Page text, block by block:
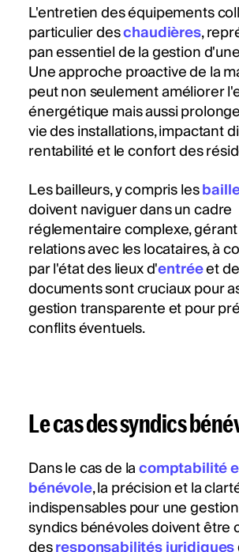
L'entretien des équipements
particulier deschaudières,
pan essentiel de la gestion
Une approche proactive de la
peut non seulement améliorer
énergétique mais aussi
vie des installations, impactant
rentabilité et le confort des
Les bailleurs, y compris les
doivent naviguer dans un cadre
réglementaire complexe,
relations avec les locataires, à
par l'état des lieux d'entréeet
documents sont cruciaux pour
gestion transparente et pour
conflits éventuels.
Le cas des syndics
Dans le cas de lacomptabilité
bénévole, la précision et la
indispensables pour une
syndics bénévoles doivent être